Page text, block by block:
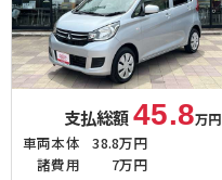
支払総額45.8万円
車両本体
38.8万円
諸費用
7万円